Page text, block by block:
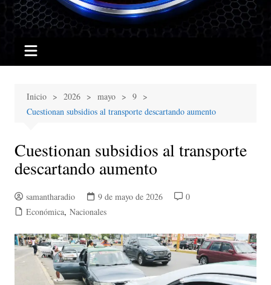
Inicio 2026 mayo
9
Cuestionan subsidios al transporte descartando aumento
Cuestionan subsidios al transporte
descartando aumento
samantharadio 9 de mayo de 2026
0
Económica, Nacionales